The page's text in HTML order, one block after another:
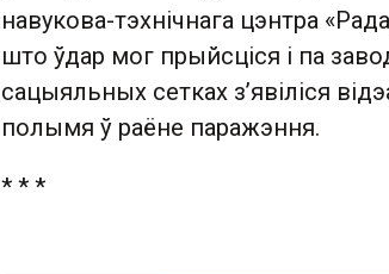
навукова-тэхнічнага цэнтра
што ўдар мог прыйсціся і па
сацыяльных сетках з’явіліся
полымя ў раёне паражэння.
* * *